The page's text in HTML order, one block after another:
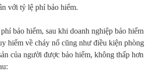
với tỷ lệ phí bảo hiểm.
bảo hiểm, sau khi doanh nghiệp bảo hiểm
hiểm về cháy nổ cũng như điều kiện phòng
của người được bảo hiểm, không thấp hơn